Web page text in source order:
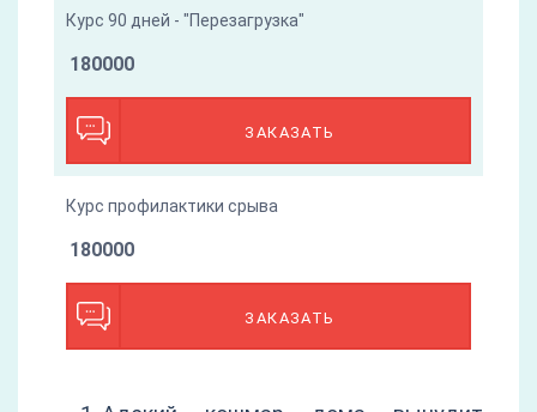
Курс 90 дней - "Перезагрузка"
ЗАКАЗАТЬ
180000
Курс профилактики срыва
ЗАКАЗАТЬ
180000